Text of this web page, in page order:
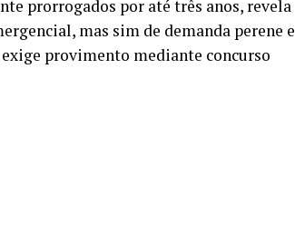
prorrogados por até três anos, revela
mas sim de demanda perene e
provimento mediante concurso